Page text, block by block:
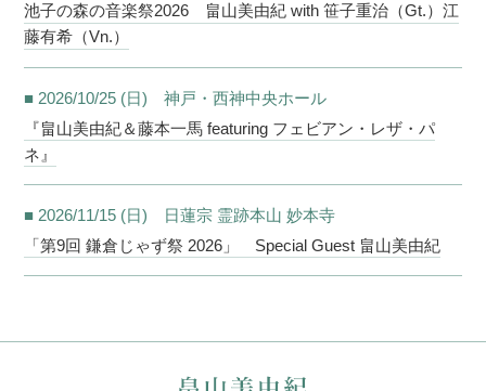
池子の森の音楽祭2026 畠山美由紀 with 笹子重治（Gt.）江
藤有希（Vn.）
■ 2026/10/25 (日) 神戸・西神中央ホール
『畠山美由紀＆藤本一馬 featuring フェビアン・レザ・パ
ネ』
■ 2026/11/15 (日) 日蓮宗 霊跡本山 妙本寺
「第9回 鎌倉じゃず祭 2026」 Special Guest 畠山美由紀